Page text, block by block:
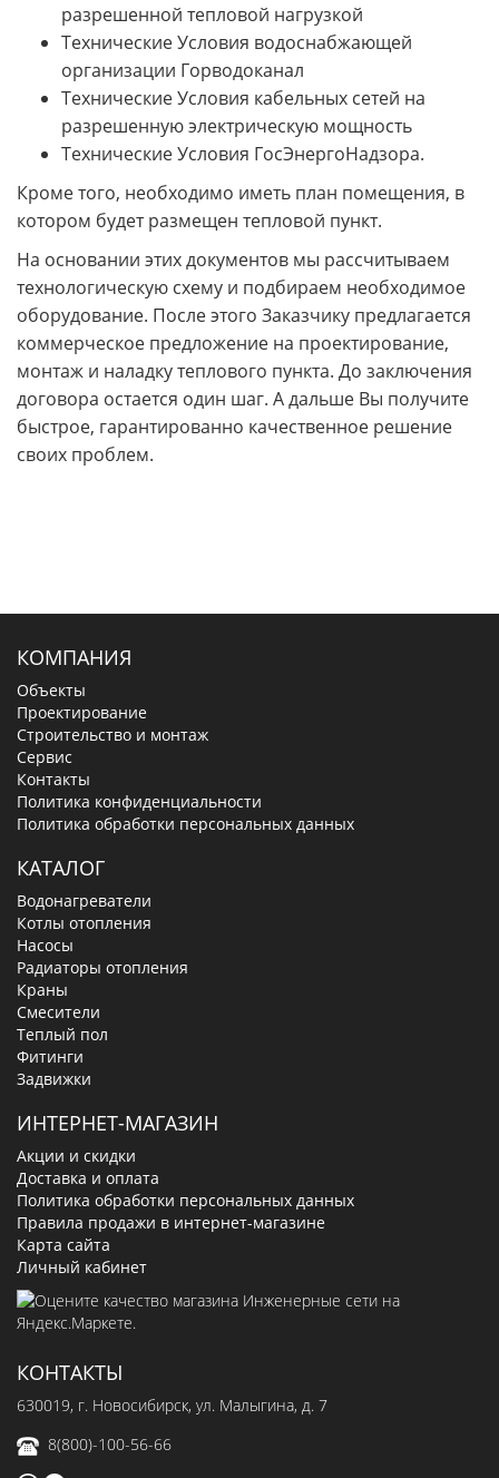
разрешенной тепловой нагрузкой
Технические Условия водоснабжающей
организации Горводоканал
Технические Условия кабельных сетей на
разрешенную электрическую мощность
Технические Условия ГосЭнергоНадзора.
Кроме того, необходимо иметь план помещения, в
котором будет размещен тепловой пункт.
На основании этих документов мы рассчитываем
технологическую схему и подбираем необходимое
оборудование. После этого Заказчику предлагается
коммерческое предложение на проектирование,
монтаж и наладку теплового пункта. До заключения
договора остается один шаг. А дальше Вы получите
быстрое, гарантированно качественное решение
своих проблем.
КОМПАНИЯ
Объекты
Проектирование
Строительство и монтаж
Сервис
Контакты
Политика конфиденциальности
Политика обработки персональных данных
КАТАЛОГ
Водонагреватели
Котлы отопления
Насосы
Радиаторы отопления
Краны
Смесители
Теплый пол
Фитинги
Задвижки
ИНТЕРНЕТ-МАГАЗИН
Акции и скидки
Доставка и оплата
Политика обработки персональных данных
Правила продажи в интернет-магазине
Карта сайта
Личный кабинет
КОНТАКТЫ
630019, г. Новосибирск, ул. Малыгина, д. 7
8(800)-100-56-66